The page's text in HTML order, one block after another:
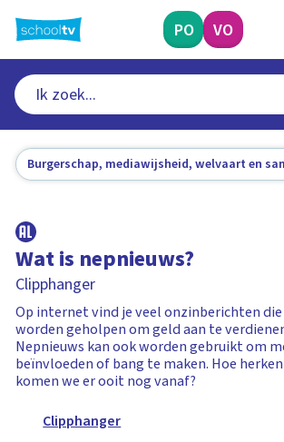
naar
hoofdinhoud
PO VO
Burgerschap, mediawijsheid, welvaart en
Wat is nepnieuws?
Clipphanger
Op internet vind je veel onzinberichten
worden geholpen om geld aan te
Nepnieuws kan ook worden gebruikt om
beïnvloeden of bang te maken. Hoe
komen we er ooit nog vanaf?
Clipphanger